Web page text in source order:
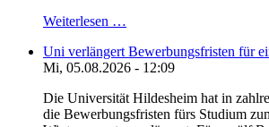
Weiterlesen …
Uni verlängert Bewerbungsfristen für
Mi, 05.08.2026 - 12:09
Die Universität Hildesheim hat in
die Bewerbungsfristen fürs Studium